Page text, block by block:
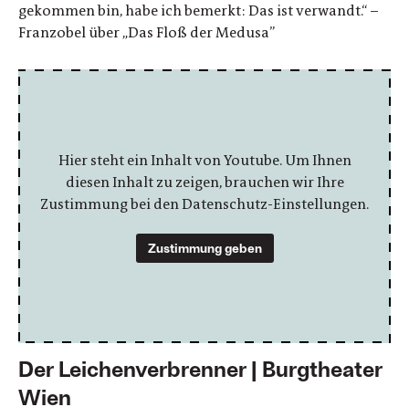
gekommen bin, habe ich bemerkt: Das ist verwandt.“ –
Franzobel über „Das Floß der Medusa”
Hier steht ein Inhalt von Youtube. Um Ihnen
diesen Inhalt zu zeigen, brauchen wir Ihre
Zustimmung bei den Datenschutz-Einstellungen.
Zustimmung geben
Der Leichenverbrenner | Burgtheater
Wien